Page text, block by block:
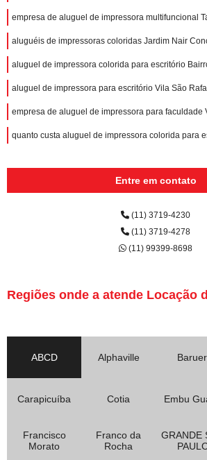
empresa de aluguel de impressora multifuncional
aluguéis de impressoras coloridas Jardim Nair
aluguel de impressora colorida para escritório
aluguel de impressora para escritório Vila São
empresa de aluguel de impressora para faculdade
quanto custa aluguel de impressora colorida para
Entre em contato
(11) 3719-4230
(11) 3719-4278
(11) 99399-8698
Regiões onde a atende Locação
ABCD Alphaville
Carapicuíba Cotia Embu
Francisco
Morato
Franco da
Rocha
GRANDE